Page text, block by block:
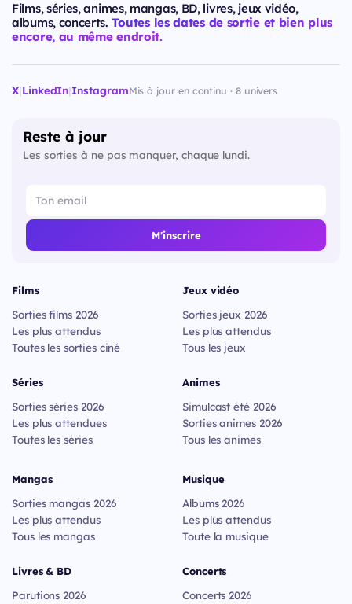
Films, séries, animes, mangas, BD, livres, jeux vidéo,
albums, concerts. Toutes les dates de sortie et bien plus
encore, au même endroit.
X|LinkedIn|InstagramMis à jour en continu · 8 univers
Reste à jour
Les sorties à ne pas manquer, chaque lundi.
M'inscrire
Films
Sorties films 2026
Les plus attendus
Toutes les sorties ciné
Séries
Sorties séries 2026
Les plus attendues
Toutes les séries
Jeux vidéo
Sorties jeux 2026
Les plus attendus
Tous les jeux
Animes
Simulcast été 2026
Sorties animes 2026
Tous les animes
Mangas
Sorties mangas 2026
Les plus attendus
Tous les mangas
Livres & BD
Parutions 2026
Musique
Albums 2026
Les plus attendus
Toute la musique
Concerts
Concerts 2026